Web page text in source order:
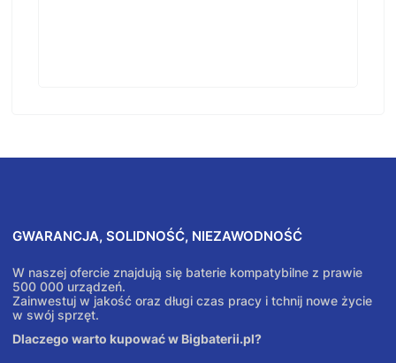
GWARANCJA, SOLIDNOŚĆ, NIEZAWODNOŚĆ
W naszej ofercie znajdują się baterie kompatybilne z prawie
500 000 urządzeń.
Zainwestuj w jakość oraz długi czas pracy i tchnij nowe życie
w swój sprzęt.
Dlaczego warto kupować w Bigbaterii.pl?